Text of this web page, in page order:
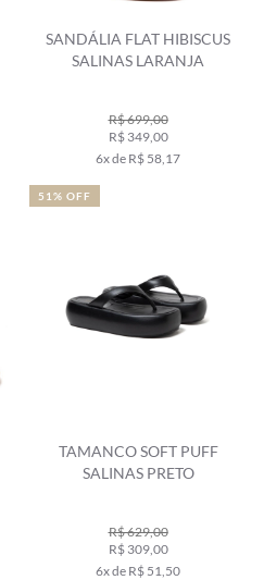
SANDÁLIA FLAT HIBISCUS
SALINAS LARANJA
R$ 699,00
R$ 349,00
6x de R$ 58,17
TAMANCO SOFT PUFF
SALINAS PRETO
R$ 629,00
R$ 309,00
6x de R$ 51,50
51% OFF